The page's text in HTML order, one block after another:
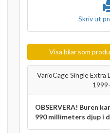
Skriv ut
Visa bilar som
VarioCage Single Extra
OBSERVERA! Buren
990 millimeters djup i